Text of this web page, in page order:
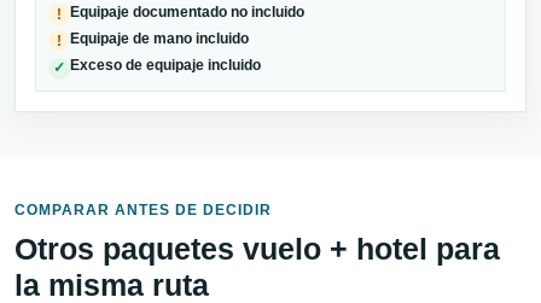
!
Equipaje documentado no incluido
! Equipaje de mano incluido
✓ Exceso de equipaje incluido
COMPARAR ANTES DE DECIDIR
Otros paquetes vuelo + hotel para
la misma ruta